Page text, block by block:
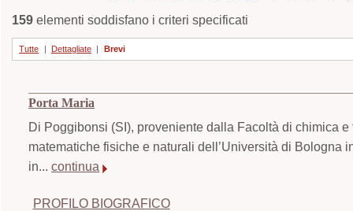
159elementi soddisfano i criteri specificati
Tutte | Dettagliate | Brevi
Porta Maria
Di Poggibonsi (SI), proveniente dalla Facoltà di chimica
matematiche fisiche e naturali dell’Università di
in...continua
PROFILO BIOGRAFICO